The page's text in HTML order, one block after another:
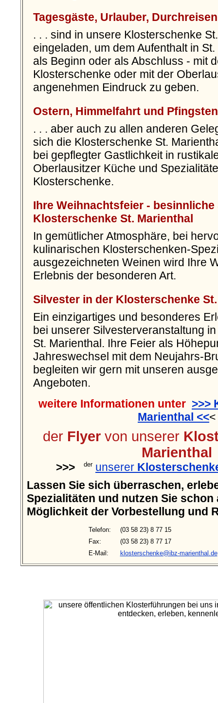
Tagesgäste, Urlauber,
. . . sind in unsere Klosterschenke
eingeladen, um dem Aufenthalt in
als Beginn oder als Abschluss - mit
Klosterschenke oder mit der
angenehmen Eindruck zu geben.
Ostern, Himmelfahrt und
. . . aber auch zu allen anderen
sich die Klosterschenke St.
bei gepflegter Gastlichkeit in
Oberlausitzer Küche und
Klosterschenke.
Ihre Weihnachtsfeier - besinnliche
Klosterschenke St. Marienthal
In gemütlicher Atmosphäre, bei
kulinarischen Klosterschenken-
ausgezeichneten Weinen wird Ihre
Erlebnis der besonderen Art.
Silvester in der Klosterschenke
Ein einzigartiges und besonderes
bei unserer Silvesterveranstaltung
St. Marienthal. Ihre Feier als
Jahreswechsel mit dem Neujahrs-
begleiten wir gern mit unseren
Angeboten.
weitere Informationen unter >>>
Marienthal <<<
der Flyer von unserer
Marienthal
>>> unserer
Lassen Sie sich überraschen,
Spezialitäten und nutzen Sie schon
Möglichkeit der Vorbestellung und
Telefon:
(03 58 23) 8 77 15
Fax:
(03 58 23) 8 77 17
E-Mail:
klosterschenke@ibz-marienthal.de